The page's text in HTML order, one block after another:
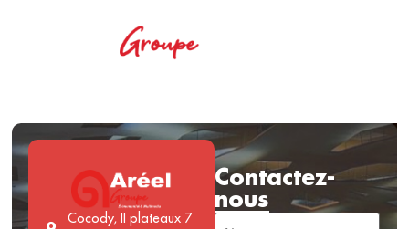
Cocody, II plateaux 7
Contactez-
nous